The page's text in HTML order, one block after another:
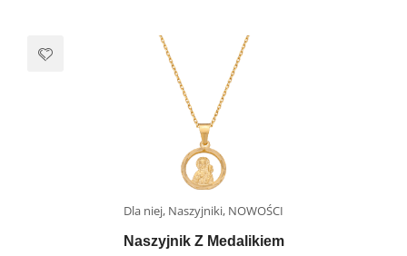
Dla niej, Naszyjniki, NOWOŚCI
Naszyjnik Z Medalikiem